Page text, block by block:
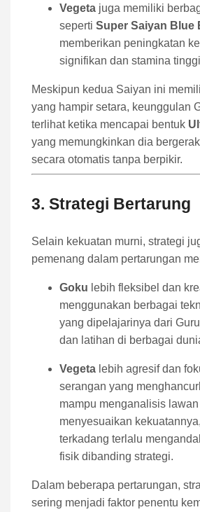
Vegeta juga memiliki
seperti Super Saiyan Blue
memberikan peningkatan
signifikan dan stamina
Meskipun kedua Saiyan ini
yang hampir setara, keunggulan
terlihat ketika mencapai bentuk
yang memungkinkan dia
secara otomatis tanpa berpikir.
3. Strategi Bertarung
Selain kekuatan murni, strategi
pemenang dalam pertarungan
Goku lebih fleksibel dan
menggunakan berbagai
yang dipelajarinya dari
dan latihan di berbagai
Vegeta lebih agresif dan
serangan yang
mampu menganalisis
menyesuaikan
terkadang terlalu
fisik dibanding strategi.
Dalam beberapa pertarungan,
sering menjadi faktor penentu